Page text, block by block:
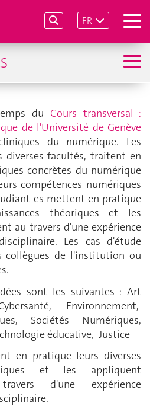
FR
du Cours transversal :
de l'Université de Genève
du numérique. Les
diverses facultés, traitent en
concrètes du numérique
compétences numériques
es mettent en pratique
théoriques et les
au travers d'une expérience
Les cas d'étude
collègues de l'institution ou
sont les suivantes : Art
Environnement,
Sociétés Numériques,
éducative, Justice
en pratique leurs diverses
et les appliquent
d'une expérience